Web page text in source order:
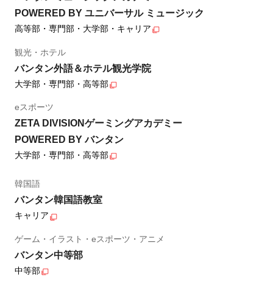
POWERED BY ユニバーサル ミュージック
高等部・専門部・大学部・キャリア
観光・ホテル
バンタン外語＆ホテル観光学院
大学部・専門部・高等部
eスポーツ
ZETA DIVISIONゲーミングアカデミー
POWERED BY バンタン
大学部・専門部・高等部
韓国語
バンタン韓国語教室
キャリア
ゲーム・イラスト・eスポーツ・アニメ
バンタン中等部
中等部